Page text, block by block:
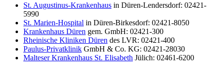
St. Augustinus-Krankenhaus in Düren-Lendersdorf: 02421-
5990
St. Marien-Hospital in Düren-Birkesdorf: 02421-8050
Krankenhaus Düren gem. GmbH: 02421-300
Rheinische Kliniken Düren des LVR: 02421-400
Paulus-Privatklinik GmbH & Co. KG: 02421-28030
Malteser Krankenhaus St. Elisabeth Jülich: 02461-6200